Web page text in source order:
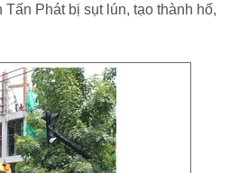
Phát bị sụt lún, tạo thành hố,